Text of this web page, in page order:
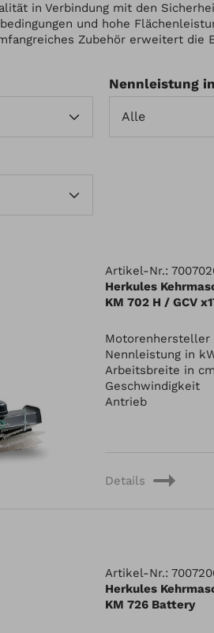
in Verbindung mit den
und hohe
Zubehör erweitert die
Nennleistung
Artikel-Nr.:
Herkules
KM 702 H / GCV
Motorenhersteller
Nennleistung in
Arbeitsbreite in cm
Geschwindigkeit
Antrieb
Details
Artikel-Nr.:
Herkules
KM 726 Battery